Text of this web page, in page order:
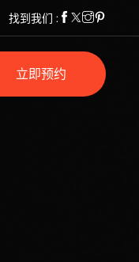
找到我们 :
立即预约